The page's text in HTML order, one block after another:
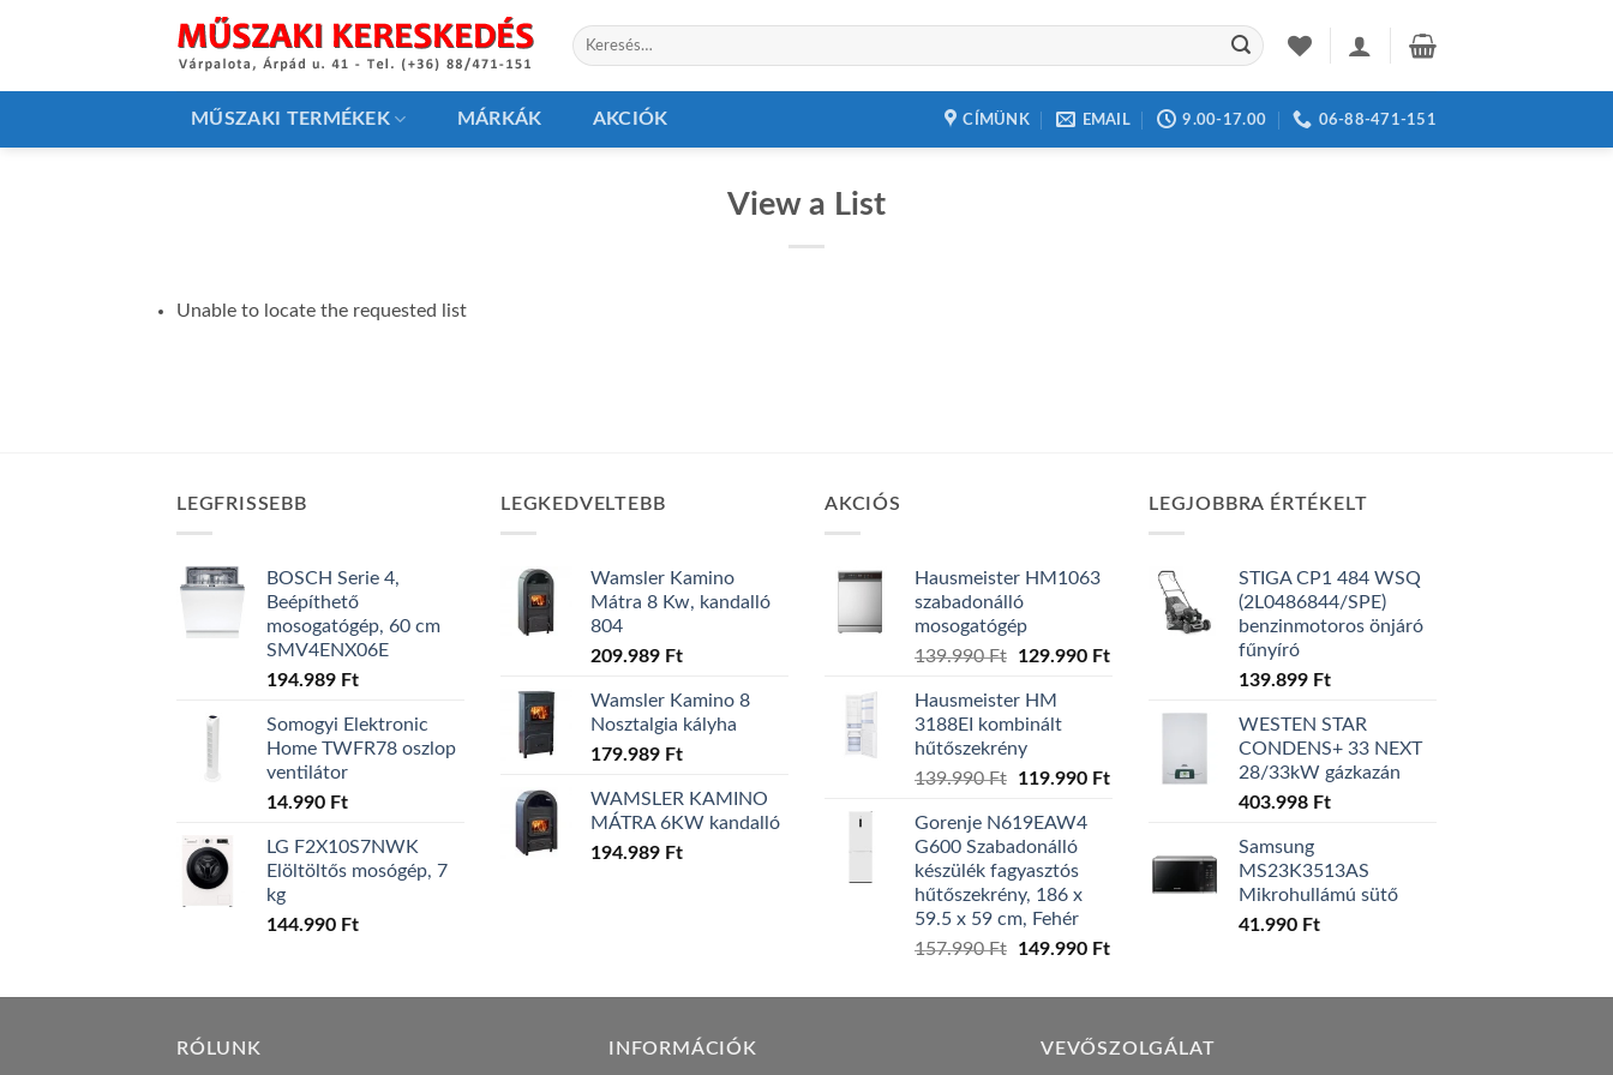
Keresés
a
MŰSZAKI TERMÉKEK MÁRKÁK AKCIÓK CÍMÜNK EMAIL 9.00-17.00 06-88-471-151
View a List
Unable to locate the requested list
LEGFRISSEBB
BOSCH Serie 4,
Beépíthető
mosogatógép, 60 cm
SMV4ENX06E
194.989 Ft
Somogyi Elektronic
Home TWFR78 oszlop
ventilátor
14.990 Ft
LG F2X10S7NWK
Elöltöltős mosógép, 7
kg
144.990 Ft
LEGKEDVELTEBB
Wamsler Kamino
Mátra 8 Kw, kandalló
804
209.989 Ft
Wamsler Kamino 8
Nosztalgia kályha
179.989 Ft
WAMSLER KAMINO
MÁTRA 6KW kandalló
194.989 Ft
AKCIÓS
Hausmeister HM1063
szabadonálló
mosogatógép
139.990Ft
Original
was:
139.990 Ft.
129.990 FtCurrent
Hausmeister HM
3188EI kombinált
hűtőszekrény
139.990Ft
Original
was:
139.990 Ft.
119.990 FtCurrent
119.990 Ft.
Gorenje N619EAW4
G600 Szabadonálló
készülék fagyasztós
hűtőszekrény, 186 x
59.5 x 59 cm, Fehér
157.990Ft
Original
was:
149.990 FtCurrent
is:
LEGJOBBRA ÉRTÉKELT
STIGA CP1 484 WSQ
(2L0486844/SPE)
benzinmotoros önjáró
fűnyíró
139.899 Ft
WESTEN STAR
CONDENS+ 33 NEXT
28/33kW gázkazán
403.998 Ft
Samsung
MS23K3513AS
Mikrohullámú sütő
41.990 Ft
RÓLUNK INFORMÁCIÓK VEVŐSZOLGÁLAT